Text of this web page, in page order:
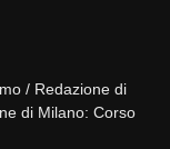
/ Redazione di
di Milano: Corso